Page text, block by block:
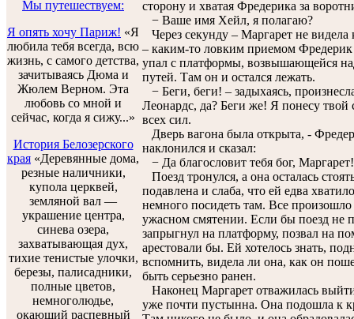
Мы путешествуем:
Я опять хочу Париж! «Я
любила тебя всегда, всю
жизнь, с самого детства,
зачитываясь Дюма и
Жюлем Верном. Эта
любовь со мной и
сейчас, когда я сижу...»
История Белозерского
края «Деревянные дома,
резные наличники,
купола церквей,
земляной вал —
украшение центра,
синева озера,
захватывающая дух,
тихие тенистые улочки,
березы, палисадники,
полные цветов,
немноголюдье,
окающий распевный
сторону и хватая Фредерика за
− Ваше имя Хейл, я полагаю?
Через секунду – Маргарет не видела
– каким-то ловким приемом Фредерик
упал с платформы, возвышающейся
путей. Там он и остался лежать.
− Беги, беги! – задыхаясь,
Леонардс, да? Беги же! Я понесу твой
всех сил.
Дверь вагона была открыта, -
наклонился и сказал:
− Да благословит тебя бог, Маргарет!
Поезд тронулся, а она осталась
подавлена и слаба, что ей едва
немного посидеть там. Все
ужасном смятении. Если бы поезд не
запрыгнул на платформу, позвал на
арестовали бы. Ей хотелось знать,
вспомнить, видела ли она, как он
быть серьезно ранен.
Наконец Маргарет отважилась
уже почти пустынна. Она подошла к